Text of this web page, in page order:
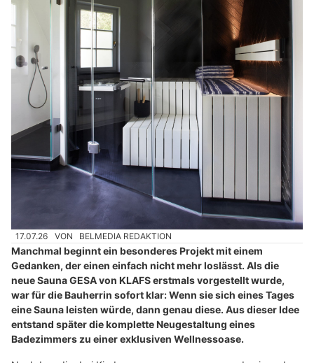
17.07.26 VON BELMEDIA REDAKTION
Manchmal beginnt ein besonderes Projekt mit einem
Gedanken, der einen einfach nicht mehr loslässt. Als die
neue Sauna GESA von KLAFS erstmals vorgestellt wurde,
war für die Bauherrin sofort klar: Wenn sie sich eines Tages
eine Sauna leisten würde, dann genau diese. Aus dieser Idee
entstand später die komplette Neugestaltung eines
Badezimmers zu einer exklusiven Wellnessoase.